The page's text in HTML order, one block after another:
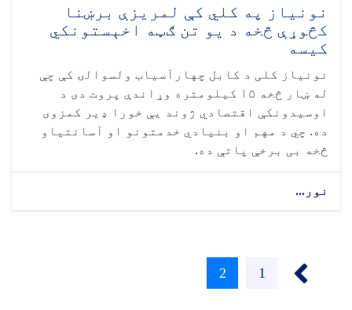
نونیاز په کلي کې لمریزې برښنا
کڅوړې څخه د یو تن ګټه اخېستونکي
کیسه
نونیاز کلی د کابل چهارآسیاب ولسوالۍ کې چې
له ښار څخه ۱۵ کیلومتره وړاندې پروت دی د
اوسیدونکې اقتصادي ژوند یې خورا ډیر کمزوی
ده. چي د مهم او بنیادي خدمتونو او آسانتیاو
څخه بی برخې پاتې ده.
نور...
Page
1
اوسنی
2